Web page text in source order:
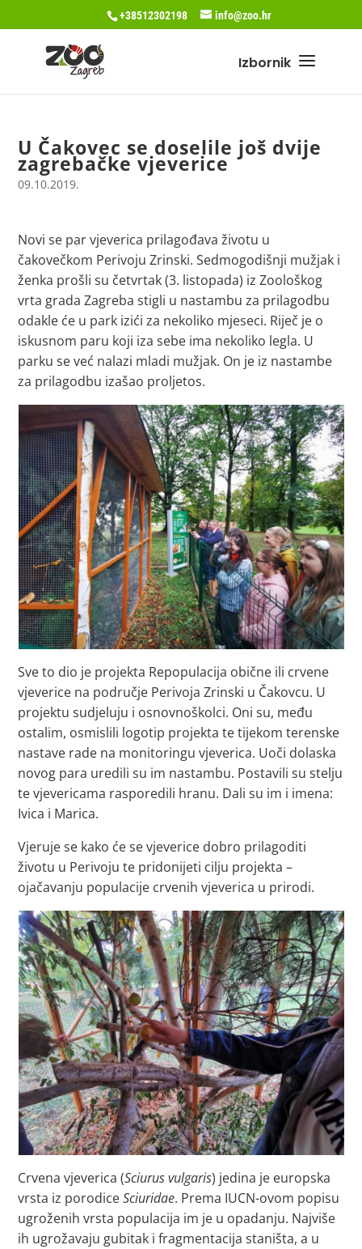
+38512302198 info@zoo.hr
U Čakovec se doselile još dvije
zagrebačke vjeverice
09.10.2019.
Novi se par vjeverica prilagođava životu u
čakovečkom Perivoju Zrinski. Sedmogodišnji mužjak i
ženka prošli su četvrtak (3. listopada) iz Zoološkog
vrta grada Zagreba stigli u nastambu za prilagodbu
odakle će u park izići za nekoliko mjeseci. Riječ je o
iskusnom paru koji iza sebe ima nekoliko legla. U
parku se već nalazi mladi mužjak. On je iz nastambe
za prilagodbu izašao proljetos.
Sve to dio je projekta Repopulacija obične ili crvene
vjeverice na područje Perivoja Zrinski u Čakovcu. U
projektu sudjeluju i osnovnoškolci. Oni su, među
ostalim, osmislili logotip projekta te tijekom terenske
nastave rade na monitoringu vjeverica. Uoči dolaska
novog para uredili su im nastambu. Postavili su stelju
te vjevericama rasporedili hranu. Dali su im i imena:
Ivica i Marica.
Vjeruje se kako će se vjeverice dobro prilagoditi
životu u Perivoju te pridonijeti cilju projekta –
ojačavanju populacije crvenih vjeverica u prirodi.
Crvena vjeverica (Sciurus vulgaris) jedina je europska
vrsta iz porodiceSciuridae. Prema IUCN-ovom popisu
ugroženih vrsta populacija im je u opadanju. Najviše
ih ugrožavaju gubitak i fragmentacija staništa, a u